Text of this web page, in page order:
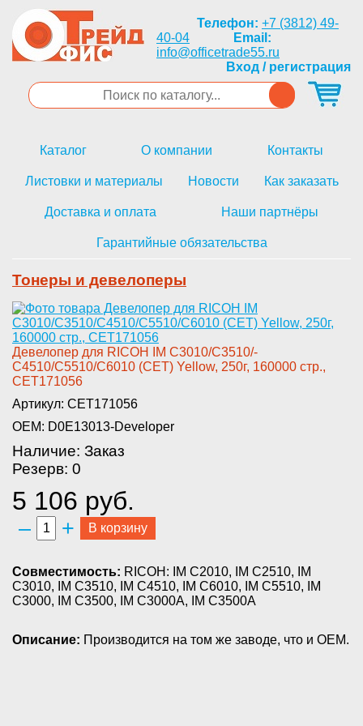
Телефон: +7 (3812) 49-
40-04
Email:
info@officetrade55.ru
Вход / регистрация
Каталог О компании Контакты
Листовки и материалы Новости Как заказать
Доставка и оплата Наши партнёры
Гарантийные обязательства
Тонеры и девелоперы
Девел­опер для RICOH IM C3010/C3510/­
C4510/C5510/C6010 (CET) Yellow­, 250г, 160000 стр.,
CET171056­
Артикул: CET171056
OEM: D0E13013-Developer
Наличие: Заказ
Резерв: 0
5 106 руб.
– + В корзину
Совместимость: RICOH: IM C2010, IM C2510, IM
C3010, IM C3510, IM C4510, IM C6010, IM C5510, IM
C3000, IM C3500, IM C3000A, IM C3500A
Описание: Производится на том же заводе, что и OEM.